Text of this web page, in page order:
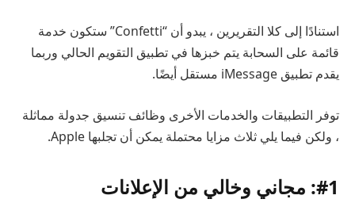
استنادًا إلى كلا التقريرين ، يبدو أن “Confetti” ستكون خدمة
قائمة على السحابة يتم خبزها في تطبيق التقويم الحالي وربما
يقدم تطبيق iMessage مستقل أيضًا.
توفر التطبيقات والخدمات الأخرى وظائف تنسيق جدولة مماثلة
، ولكن فيما يلي ثلاث مزايا محتملة يمكن أن تجلبها Apple.
#1: مجاني وخالي من الإعلانات